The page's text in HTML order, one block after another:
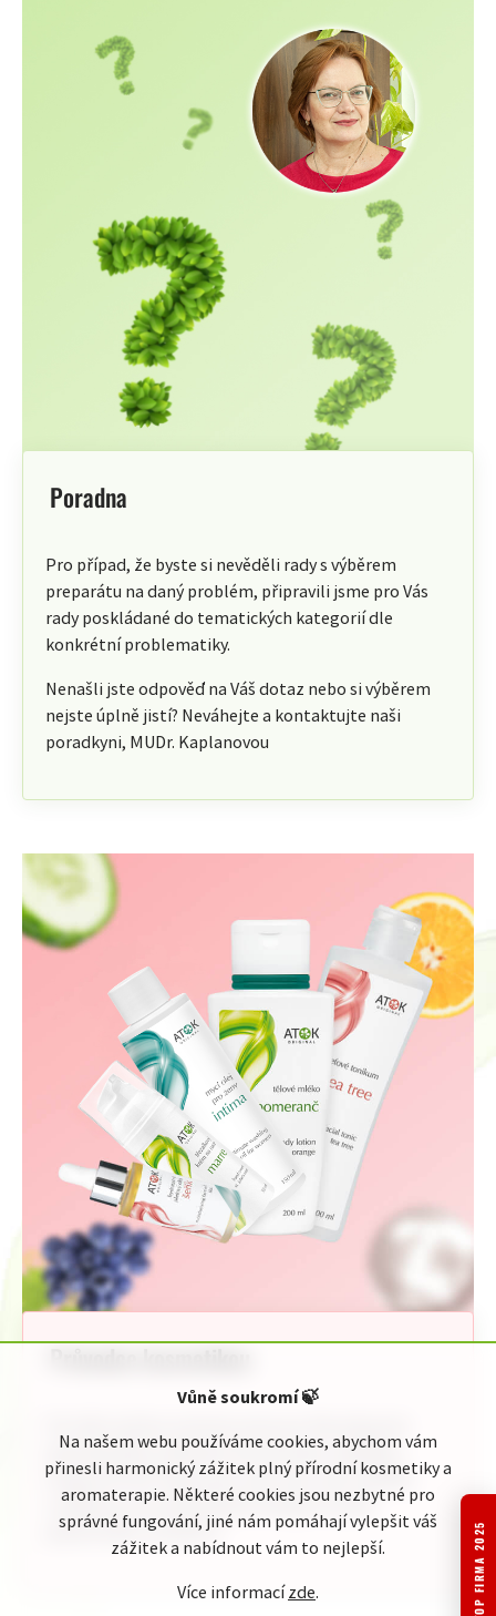
Vůně soukromí🍃
Na našem webu používáme cookies, abychom vám
přinesli harmonický zážitek plný přírodní kosmetiky a
aromaterapie. Některé cookies jsou nezbytné pro
správné fungování, jiné nám pomáhají vylepšit váš
zážitek a nabídnout vám to nejlepší.
Více informacízde.
Poradna
Pro případ, že byste si nevěděli rady s výběrem
preparátu na daný problém, připravili jsme pro Vás
rady poskládané do tematických kategorií dle
konkrétní problematiky.
Nenašli jste odpověď na Váš dotaz nebo si výběrem
nejste úplně jistí? Neváhejte a kontaktujte naši
poradkyni, MUDr. Kaplanovou
jednoduchého průvodce kosmetickou nabídkou
Original ATOK. Naleznete zde celou naši nabídku
rozdělenou do přehledných kategorií podle
jednotlivého zaměření:
TOP FIRMA 2025